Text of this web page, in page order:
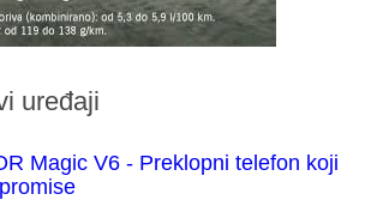
uređaji
Magic V6 - Preklopni telefon koji